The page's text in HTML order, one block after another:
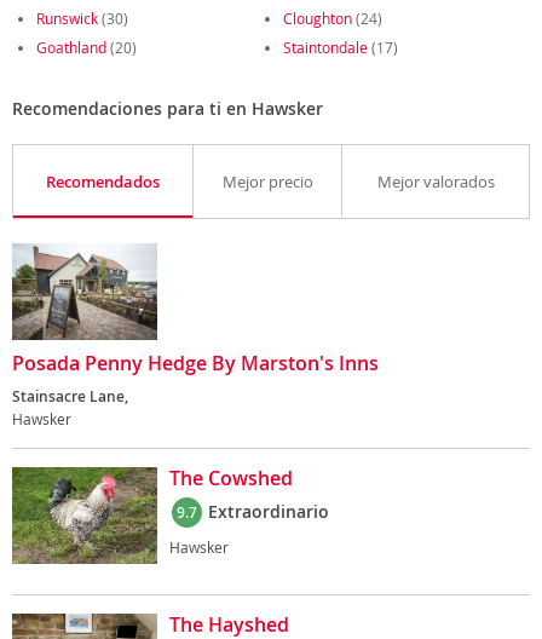
Runswick(30) Cloughton(24)
Goathland(20) Staintondale(17)
Recomendaciones para ti en Hawsker
Recomendados Mejor precio Mejor valorados
Posada Penny Hedge By Marston's Inns
Stainsacre Lane,
Hawsker
The Cowshed
9.7 Extraordinario
Hawsker
The Hayshed